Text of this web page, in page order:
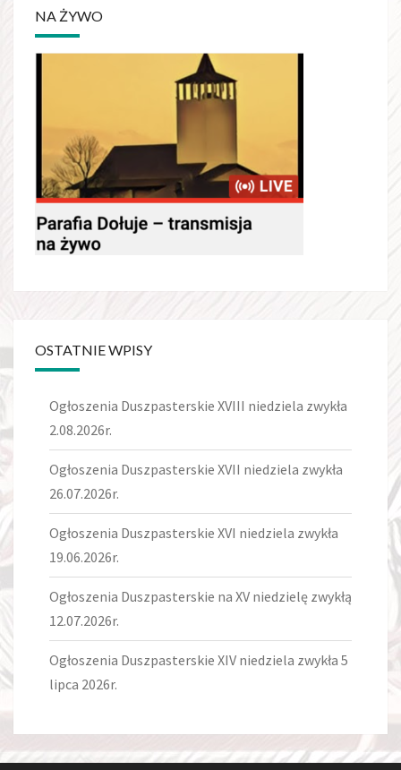
NA ŻYWO
OSTATNIE WPISY
Ogłoszenia Duszpasterskie XVIII niedziela zwykła
2.08.2026r.
Ogłoszenia Duszpasterskie XVII niedziela zwykła
26.07.2026r.
Ogłoszenia Duszpasterskie XVI niedziela zwykła
19.06.2026r.
Ogłoszenia Duszpasterskie na XV niedzielę zwykłą
12.07.2026r.
Ogłoszenia Duszpasterskie XIV niedziela zwykła 5
lipca 2026r.